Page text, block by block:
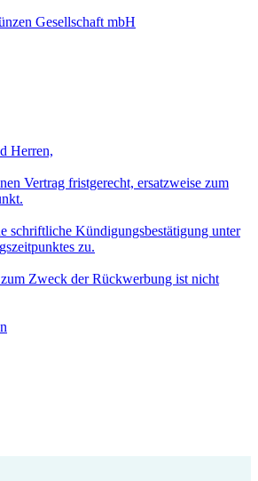
Gesellschaft mbH
Herren,
Vertrag fristgerecht, ersatzweise zum
schriftliche Kündigungsbestätigung unter
zu.
Zweck der Rückwerbung ist nicht